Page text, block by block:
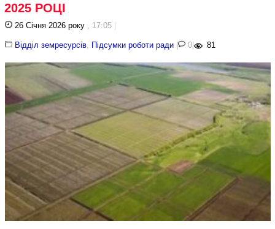
2025 РОЦІ
26 Січня 2026 року , 17:05
Відділ земресурсів, Підсумки роботи ради | 0 | 81